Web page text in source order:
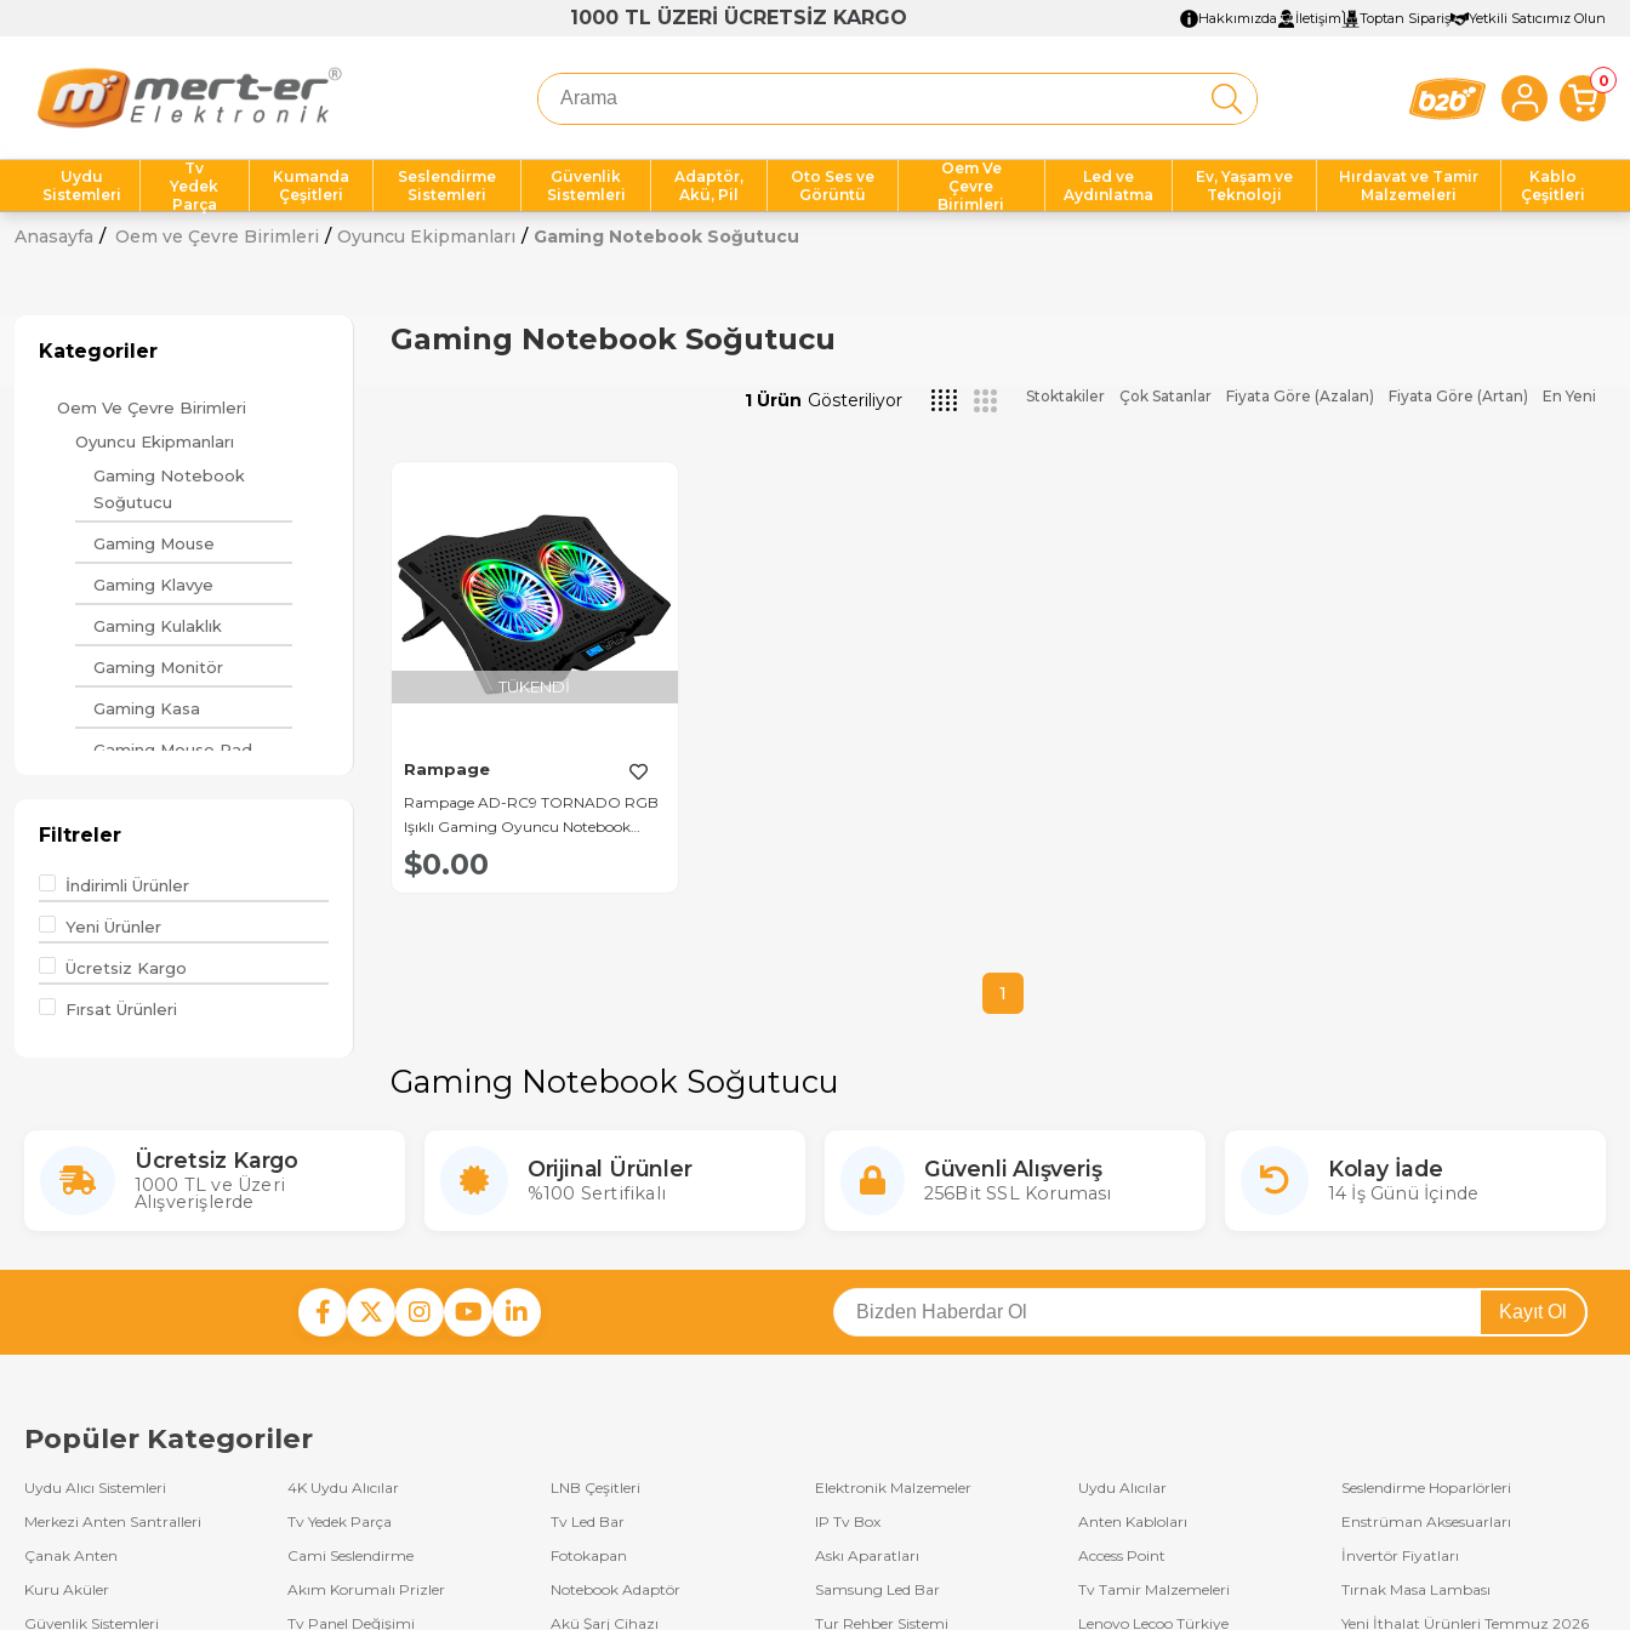
1000 TL ÜZERİ ÜCRETSİZ KARGO Hakkımızda İletişim Toptan Sipariş Yetkili Satıcımız Olun
0
Uydu
Sistemleri
Tv
Yedek
Parça
Kumanda
Çeşitleri
Seslendirme
Sistemleri
Güvenlik
Sistemleri
Adaptör,
Akü, Pil
Oto Ses ve
Görüntü
Oem Ve
Çevre
Birimleri
Led ve
Aydınlatma
Ev, Yaşam ve
Teknoloji
Hırdavat ve Tamir
Malzemeleri
Kablo
Çeşitleri
Anasayfa Oem ve Çevre Birimleri Oyuncu Ekipmanları Gaming Notebook Soğutucu
Kategoriler
Oem Ve Çevre Birimleri
Oyuncu Ekipmanları
Gaming Notebook
Soğutucu
Gaming Mouse
Gaming Klavye
Gaming Kulaklık
Gaming Monitör
Gaming Kasa
Gaming Mouse Pad
Gaming Hoparlör
Filtreler
İndirimli Ürünler
Yeni Ürünler
Ücretsiz Kargo
Fırsat Ürünleri
Gaming Notebook Soğutucu
En Yeni
Fiyata Göre (Artan)
Fiyata Göre (Azalan)
Çok Satanlar
Stoktakiler
1 Ürün
TÜKENDI
Rampage
Rampage AD-RC9 TORNADO RGB
Işıklı Gaming Oyuncu Notebook
Soğutucu Stan
$0.00
1
Gaming Notebook Soğutucu
Ücretsiz Kargo
1000 TL ve Üzeri
Alışverişlerde
Orijinal Ürünler
%100 Sertifikalı
Güvenli Alışveriş
256Bit SSL Koruması
Kolay İade
14 İş Günü İçinde
Kayıt Ol
Popüler Kategoriler
Uydu Alıcı Sistemleri 4K Uydu Alıcılar LNB Çeşitleri Elektronik Malzemeler Uydu Alıcılar
Seslendirme Hoparlörleri
Merkezi Anten Santralleri
Tv Yedek Parça Tv Led Bar IP Tv Box Anten Kabloları
Enstrüman Aksesuarları
Çanak Anten
Cami Seslendirme Fotokapan Askı Aparatları Access Point
İnvertör Fiyatları
Kuru Aküler
Akım Korumalı Prizler Notebook Adaptör Samsung Led Bar Tv Tamir Malzemeleri
Tırnak Masa Lambası
Güvenlik Sistemleri
Tv Panel Değişimi Akü Şarj Cihazı Tur Rehber Sistemi Lenovo Lecoo Türkiye Yeni İthalat Ürünleri Temmuz 2026